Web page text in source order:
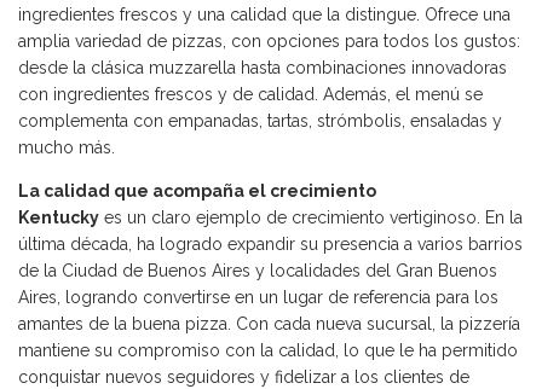
ingredientes frescos y una calidad que la distingue. Ofrece una
amplia variedad de pizzas, con opciones para todos los gustos:
desde la clásica muzzarella hasta combinaciones innovadoras
con ingredientes frescos y de calidad. Además, el menú se
complementa con empanadas, tartas, strómbolis, ensaladas y
mucho más.
La calidad que acompaña el crecimiento
Kentucky es un claro ejemplo de crecimiento vertiginoso. En la
última década, ha logrado expandir su presencia a varios barrios
de la Ciudad de Buenos Aires y localidades del Gran Buenos
Aires, logrando convertirse en un lugar de referencia para los
amantes de la buena pizza. Con cada nueva sucursal, la pizzería
mantiene su compromiso con la calidad, lo que le ha permitido
conquistar nuevos seguidores y fidelizar a los clientes de